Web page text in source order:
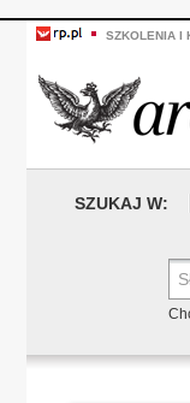
SZKOLENIA I
SZUKAJ W: